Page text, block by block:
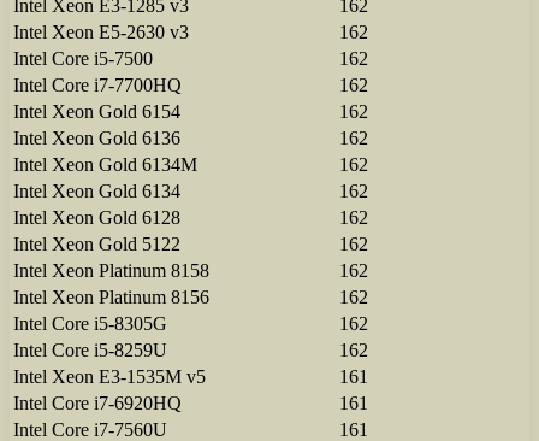
Intel Xeon E3-1285 v3
162
Intel Xeon E5-2630 v3
162
Intel Core i5-7500
162
Intel Core i7-7700HQ
162
Intel Xeon Gold 6154
162
Intel Xeon Gold 6136
162
Intel Xeon Gold 6134M
162
Intel Xeon Gold 6134
162
Intel Xeon Gold 6128
162
Intel Xeon Gold 5122
162
Intel Xeon Platinum 8158
162
Intel Xeon Platinum 8156
162
Intel Core i5-8305G
162
Intel Core i5-8259U
162
Intel Xeon E3-1535M v5
161
Intel Core i7-6920HQ
161
Intel Core i7-7560U
161